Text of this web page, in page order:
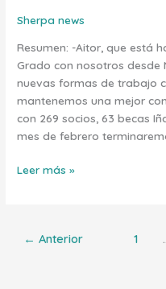
Sherpa news
Resumen: -Aitor, que está
Grado con nosotros desde
nuevas formas de trabajo
mantenemos una mejor
con 269 socios, 63 becas
mes de febrero
enero
2023
Leer más »
← Anterior 1